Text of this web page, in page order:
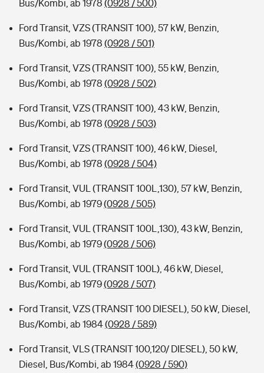
Bus/Kombi, ab 1978 (0928 / 500)
Ford Transit, VZS (TRANSIT 100), 57 kW, Benzin,
Bus/Kombi, ab 1978 (0928 / 501)
Ford Transit, VZS (TRANSIT 100), 55 kW, Benzin,
Bus/Kombi, ab 1978 (0928 / 502)
Ford Transit, VZS (TRANSIT 100), 43 kW, Benzin,
Bus/Kombi, ab 1978 (0928 / 503)
Ford Transit, VZS (TRANSIT 100), 46 kW, Diesel,
Bus/Kombi, ab 1978 (0928 / 504)
Ford Transit, VUL (TRANSIT 100L,130), 57 kW, Benzin,
Bus/Kombi, ab 1979(0928 / 505)
Ford Transit, VUL (TRANSIT 100L,130), 43 kW, Benzin,
Bus/Kombi, ab 1979(0928 / 506)
Ford Transit, VUL (TRANSIT 100L), 46 kW, Diesel,
Bus/Kombi, ab 1979(0928 / 507)
Ford Transit, VZS (TRANSIT 100 DIESEL), 50 kW, Diesel,
Bus/Kombi, ab 1984(0928 / 589)
Ford Transit, VLS (TRANSIT 100,120/ DIESEL), 50 kW,
Diesel, Bus/Kombi, ab 1984(0928 / 590)